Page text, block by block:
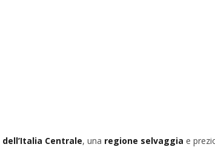
dell’Italia Centrale, una regione selvaggia e